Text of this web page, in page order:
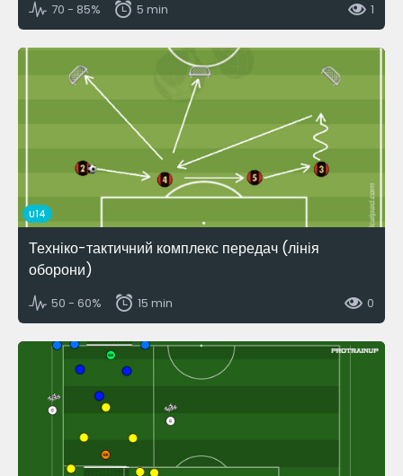
70 - 85% 5 min 1
U14
Техніко-тактичний комплекс передач (лінія
оборони)
50 - 60% 15 min 0